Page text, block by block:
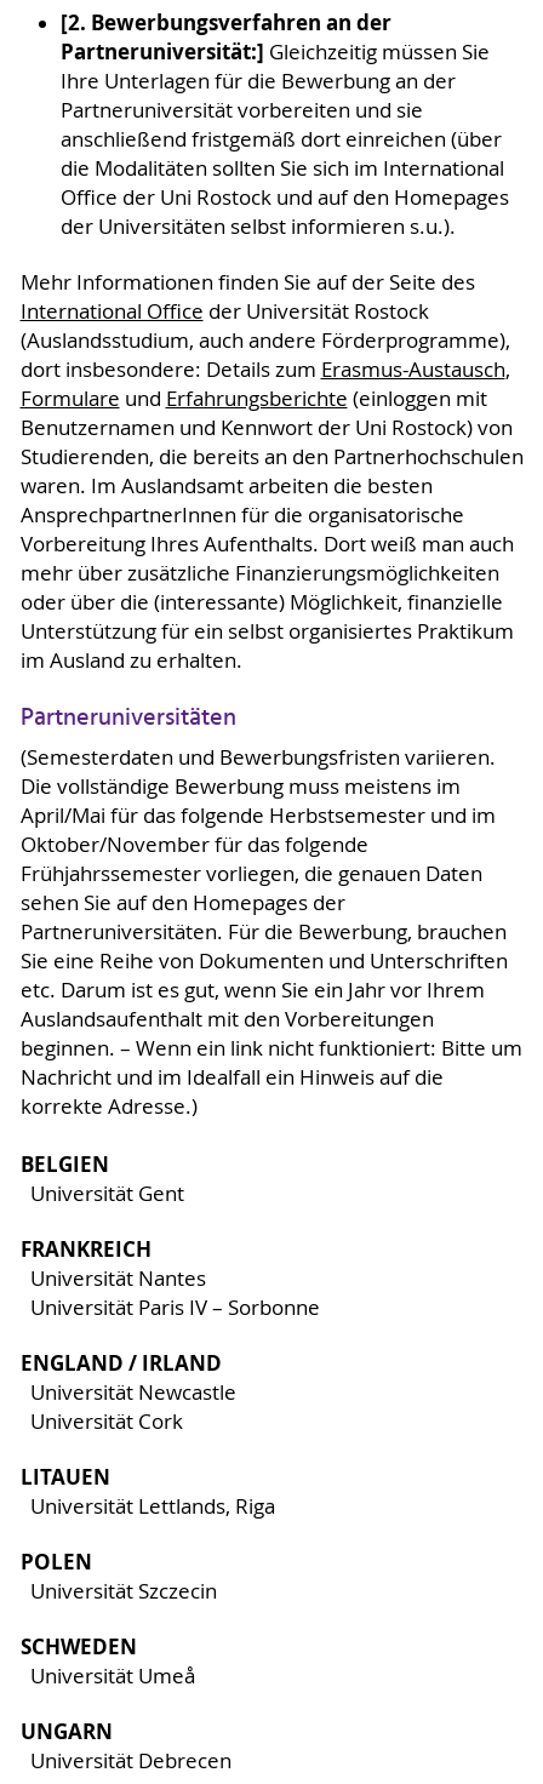
[2. Bewerbungsverfahren an der
Partneruniversität:] Gleichzeitig müssen Sie
Ihre Unterlagen für die Bewerbung an der
Partneruniversität vorbereiten und sie
anschließend fristgemäß dort einreichen (über
die Modalitäten sollten Sie sich im International
Office der Uni Rostock und auf den Homepages
der Universitäten selbst informieren s.u.).
Mehr Informationen finden Sie auf der Seite des
International Office der Universität Rostock
(Auslandsstudium, auch andere Förderprogramme),
dort insbesondere: Details zum Erasmus-Austausch,
Formulare und Erfahrungsberichte (einloggen mit
Benutzernamen und Kennwort der Uni Rostock) von
Studierenden, die bereits an den Partnerhochschulen
waren. Im Auslandsamt arbeiten die besten
AnsprechpartnerInnen für die organisatorische
Vorbereitung Ihres Aufenthalts. Dort weiß man auch
mehr über zusätzliche Finanzierungsmöglichkeiten
oder über die (interessante) Möglichkeit, finanzielle
Unterstützung für ein selbst organisiertes Praktikum
im Ausland zu erhalten.
Partneruniversitäten
(Semesterdaten und Bewerbungsfristen variieren.
Die vollständige Bewerbung muss meistens im
April/Mai für das folgende Herbstsemester und im
Oktober/November für das folgende
Frühjahrssemester vorliegen, die genauen Daten
sehen Sie auf den Homepages der
Partneruniversitäten. Für die Bewerbung, brauchen
Sie eine Reihe von Dokumenten und Unterschriften
etc. Darum ist es gut, wenn Sie ein Jahr vor Ihrem
Auslandsaufenthalt mit den Vorbereitungen
beginnen. – Wenn ein link nicht funktioniert: Bitte um
Nachricht und im Idealfall ein Hinweis auf die
korrekte Adresse.)
BELGIEN
Universität Gent
FRANKREICH
Universität Nantes
Universität Paris IV – Sorbonne
ENGLAND / IRLAND
Universität Newcastle
Universität Cork
LITAUEN
Universität Lettlands, Riga
POLEN
Universität Szczecin
SCHWEDEN
Universität Umeå
UNGARN
Universität Debrecen